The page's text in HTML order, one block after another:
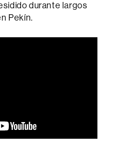
durante largos
Pekín.